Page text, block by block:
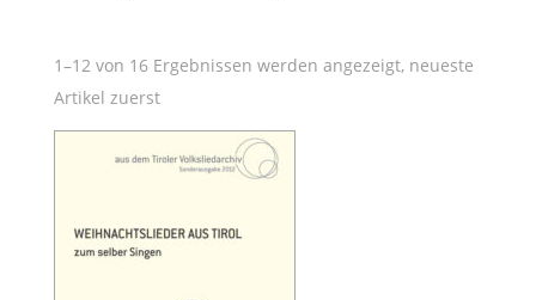
1–12 von 16 Ergebnissen werden angezeigt